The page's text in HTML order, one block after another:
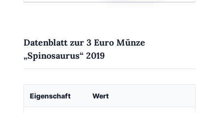
Datenblatt zur 3 Euro Münze
„Spinosaurus“ 2019
Eigenschaft Wert